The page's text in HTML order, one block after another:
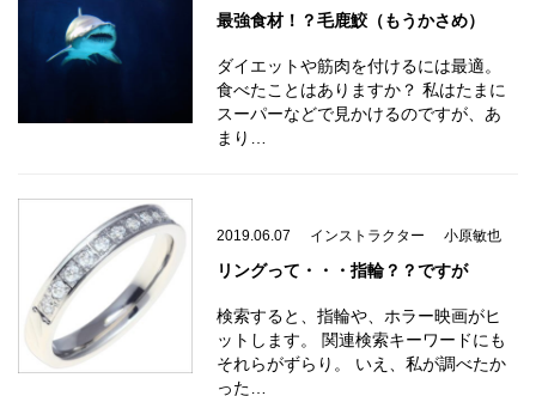
最強食材！？毛鹿鮫（もうかさめ）
ダイエットや筋肉を付けるには最適。
食べたことはありますか？ 私はたまに
スーパーなどで見かけるのですが、あ
まり…
2019.06.07 インストラクター 小原敏也
リングって・・・指輪？？ですが
検索すると、指輪や、ホラー映画がヒ
ットします。 関連検索キーワードにも
それらがずらり。 いえ、私が調べたか
った…